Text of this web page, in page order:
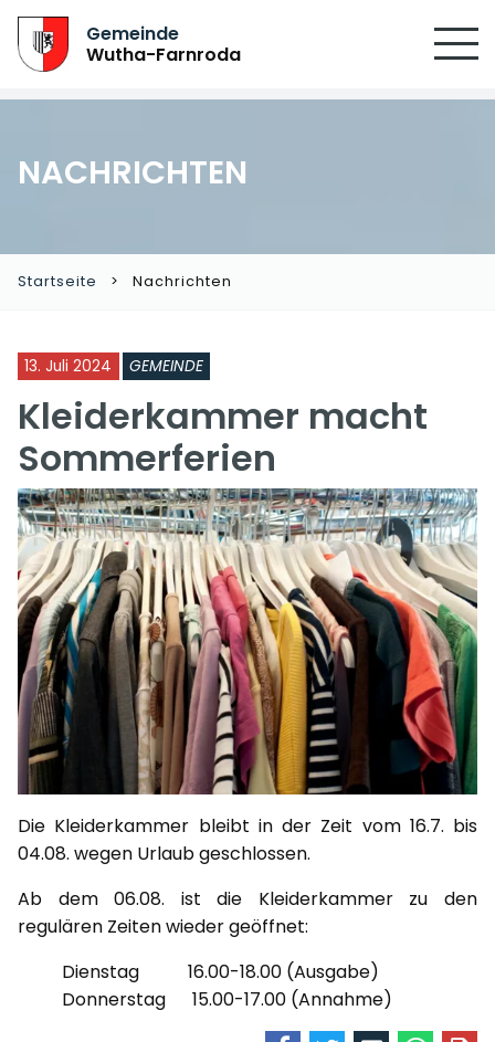
Gemeinde
Wutha-Farnroda
NACHRICHTEN
Startseite Nachrichten
13. Juli 2024 GEMEINDE
Kleiderkammer macht
Sommerferien
Die Kleiderkammer bleibt in der Zeit vom 16.7. bis
04.08. wegen Urlaub geschlossen.
Ab dem 06.08. ist die Kleiderkammer zu den
regulären Zeiten wieder geöffnet:
Dienstag 16.00-18.00 (Ausgabe)
Donnerstag 15.00-17.00 (Annahme)